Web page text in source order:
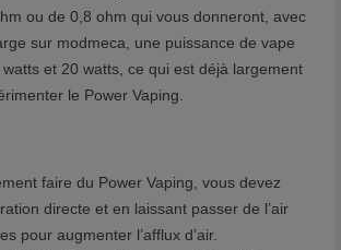
ou de 0,8 ohm qui vous donneront, avec
sur modmeca, une puissance de vape
et 20 watts, ce qui est déjà largement
le Power Vaping.
faire du Power Vaping, vous devez
directe et en laissant passer de l’air
pour augmenter l’afflux d’air.